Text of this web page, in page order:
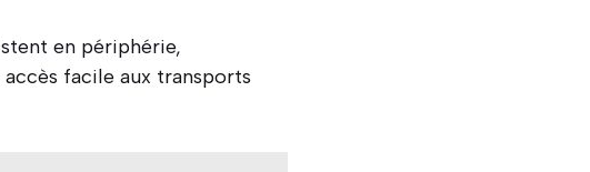
en périphérie,
facile aux transports